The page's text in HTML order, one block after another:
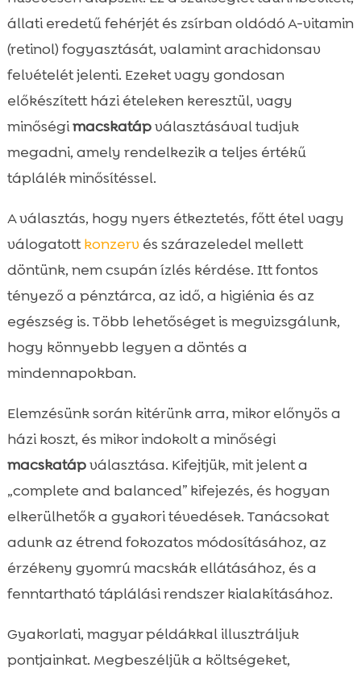
Összetevők listája és „clean label”: mire
figyeljünk a csomagoláson?
Egészségügyi szempontok: húgykövesség,
szőrlabda, elhízás
 CricksyCat megoldások a gyakorlatban
 Etetési tervek: hogyan állítsuk össze a napi
rutint?
 Átállás egyik étrendről a másikra: lépésről
 Gyomorérzékeny és válogatós cicák
kezelése
 Higiénia és otthonápolás: Purrfect Life alom
szerepe
 Gyakori hibák, amiket érdemes elkerülni
Összefoglaló
FAQ
állati eredetű fehérjét és zsírban oldódó A-vitamin
(retinol) fogyasztását, valamint arachidonsav
felvételét jelenti. Ezeket vagy gondosan
előkészített házi ételeken keresztül, vagy
minőségimacskatápválasztásával tudjuk
megadni, amely rendelkezik a teljes értékű
táplálék minősítéssel.
A választás, hogy nyers étkeztetés, főtt étel vagy
válogatottkonzervés szárazeledel mellett
döntünk, nem csupán ízlés kérdése. Itt fontos
tényező a pénztárca, az idő, a higiénia és az
egészség is. Több lehetőséget is megvizsgálunk,
hogy könnyebb legyen a döntés a
mindennapokban.
Elemzésünk során kitérünk arra, mikor előnyös a
házi koszt, és mikor indokolt a minőségi
macskatápválasztása. Kifejtjük, mit jelent a
„complete and balanced” kifejezés, és hogyan
elkerülhetők a gyakori tévedések. Tanácsokat
adunk az étrend fokozatos módosításához, az
érzékeny gyomrú macskák ellátásához, és a
fenntartható táplálási rendszer kialakításához.
Gyakorlati, magyar példákkal illusztráljuk
pontjainkat. Megbeszéljük a költségeket,